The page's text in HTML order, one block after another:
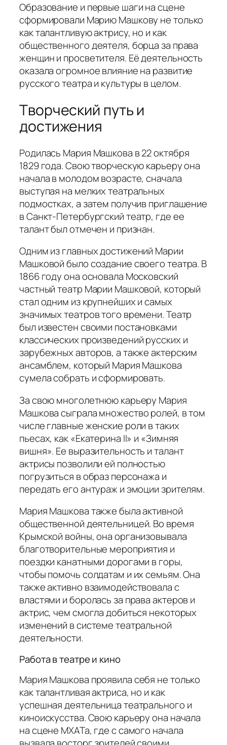
Образование и первые шаги на сцене
сформировали Марию Машкову не только
как талантливую актрису, но и как
общественного деятеля, борца за права
женщин и просветителя. Её деятельность
оказала огромное влияние на развитие
русского театра и культуры в целом.
Творческий путь и
достижения
Родилась Мария Машкова в 22 октября
1829 года. Свою творческую карьеру она
начала в молодом возрасте, сначала
выступая на мелких театральных
подмостках, а затем получив приглашение
в Санкт-Петербургский театр, где ее
талант был отмечен и признан.
Одним из главных достижений Марии
Машковой было создание своего театра. В
1866 году она основала Московский
частный театр Марии Машковой, который
стал одним из крупнейших и самых
значимых театров того времени. Театр
был известен своими постановками
классических произведений русских и
зарубежных авторов, а также актерским
ансамблем, который Мария Машкова
сумела собрать и сформировать.
За свою многолетнюю карьеру Мария
Машкова сыграла множество ролей, в том
числе главные женские роли в таких
пьесах, как «Екатерина II» и «Зимняя
вишня». Ее выразительность и талант
актрисы позволили ей полностью
погрузиться в образ персонажа и
передать его антураж и эмоции зрителям.
Мария Машкова также была активной
общественной деятельницей. Во время
Крымской войны, она организовывала
благотворительные мероприятия и
поездки канатными дорогами в горы,
чтобы помочь солдатам и их семьям. Она
также активно взаимодействовала с
властями и боролась за права актеров и
актрис, чем смогла добиться некоторых
изменений в системе театральной
деятельности.
Работа в театре и кино
Мария Машкова проявила себя не только
как талантливая актриса, но и как
успешная деятельница театрального и
киноискусства. Свою карьеру она начала
на сцене МХАТа, где с самого начала